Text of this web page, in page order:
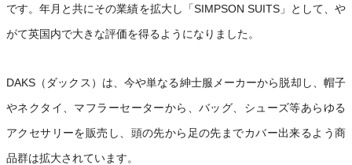
です。年月と共にその業績を拡大し「SIMPSON SUITS」として、や
がて英国内で大きな評価を得るようになりました。
DAKS（ダックス）は、今や単なる紳士服メーカーから脱却し、帽子
やネクタイ、マフラーセーターから、バッグ、シューズ等あらゆる
アクセサリーを販売し、頭の先から足の先までカバー出来るよう商
品群は拡大されています。